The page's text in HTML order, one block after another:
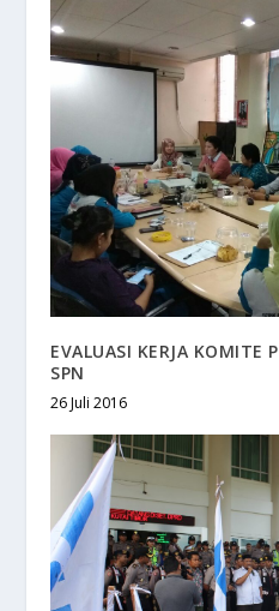
EVALUASI KERJA KOMITE
SPN
26 Juli 2016